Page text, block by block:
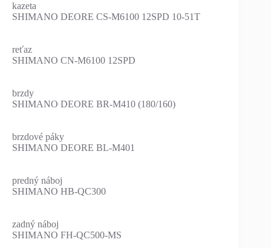
kazeta
SHIMANO DEORE CS-M6100 12SPD 10-51T
reťaz
SHIMANO CN-M6100 12SPD
brzdy
SHIMANO DEORE BR-M410 (180/160)
brzdové páky
SHIMANO DEORE BL-M401
predný náboj
SHIMANO HB-QC300
zadný náboj
SHIMANO FH-QC500-MS